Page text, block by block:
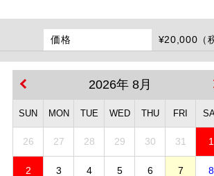
価格 ¥20,000（
2026年 8月
SUN MON TUE WED THU FRI
26 27 28 29 30 31 1
2 3 4 5 6 7 8